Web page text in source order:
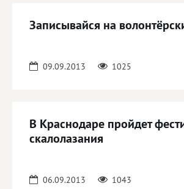
Записывайся на
09.09.2013 1025
В Краснодаре пройдет
скалолазания
06.09.2013 1043